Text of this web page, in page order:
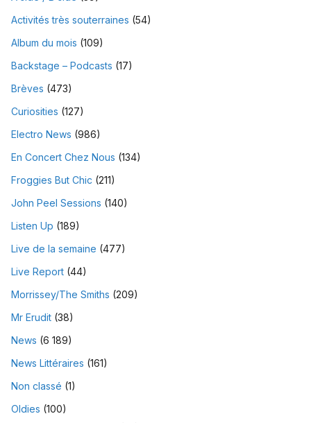
Activités très souterraines (54)
Album du mois (109)
Backstage – Podcasts (17)
Brèves (473)
Curiosities (127)
Electro News (986)
En Concert Chez Nous (134)
Froggies But Chic (211)
John Peel Sessions (140)
Listen Up (189)
Live de la semaine (477)
Live Report (44)
Morrissey/The Smiths (209)
Mr Erudit (38)
News (6 189)
News Littéraires (161)
Non classé (1)
Oldies (100)